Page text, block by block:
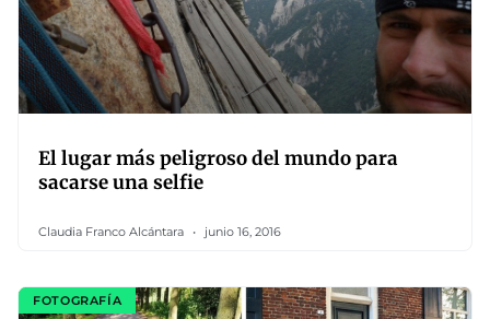
El lugar más peligroso del mundo para
sacarse una selfie
Claudia Franco Alcántara junio 16, 2016
FOTOGRAFÍA